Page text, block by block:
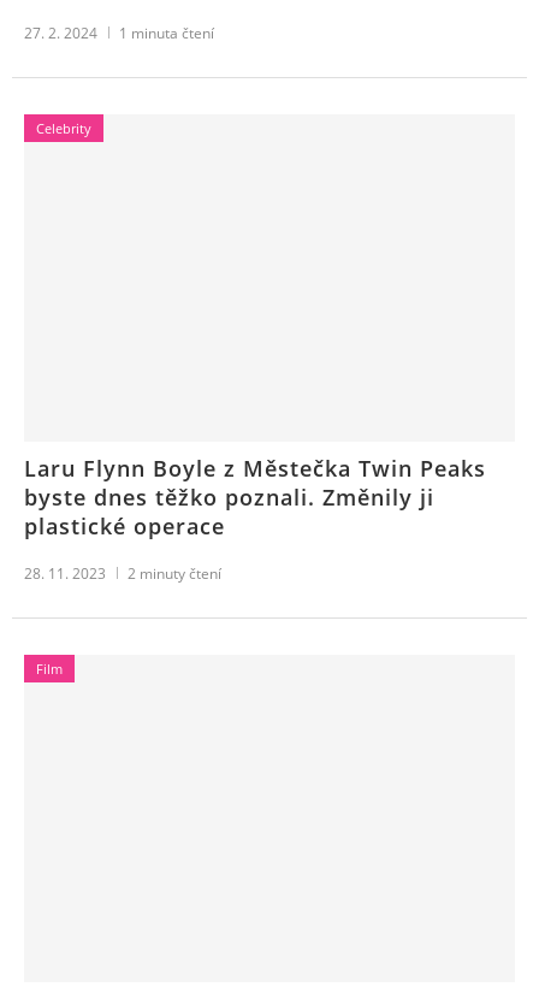
27. 2. 2024 1 minuta čtení
Celebrity
Laru Flynn Boyle z Městečka Twin Peaks
byste dnes těžko poznali. Změnily ji
plastické operace
28. 11. 2023 2 minuty čtení
Film